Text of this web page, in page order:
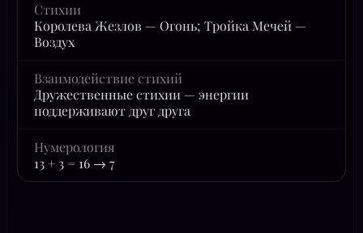
Стихии
Королева Жезлов — Огонь; Тройка Мечей —
Воздух
Взаимодействие стихий
Дружественные стихии — энергии
поддерживают друг друга
Нумерология
13 + 3 = 16 → 7